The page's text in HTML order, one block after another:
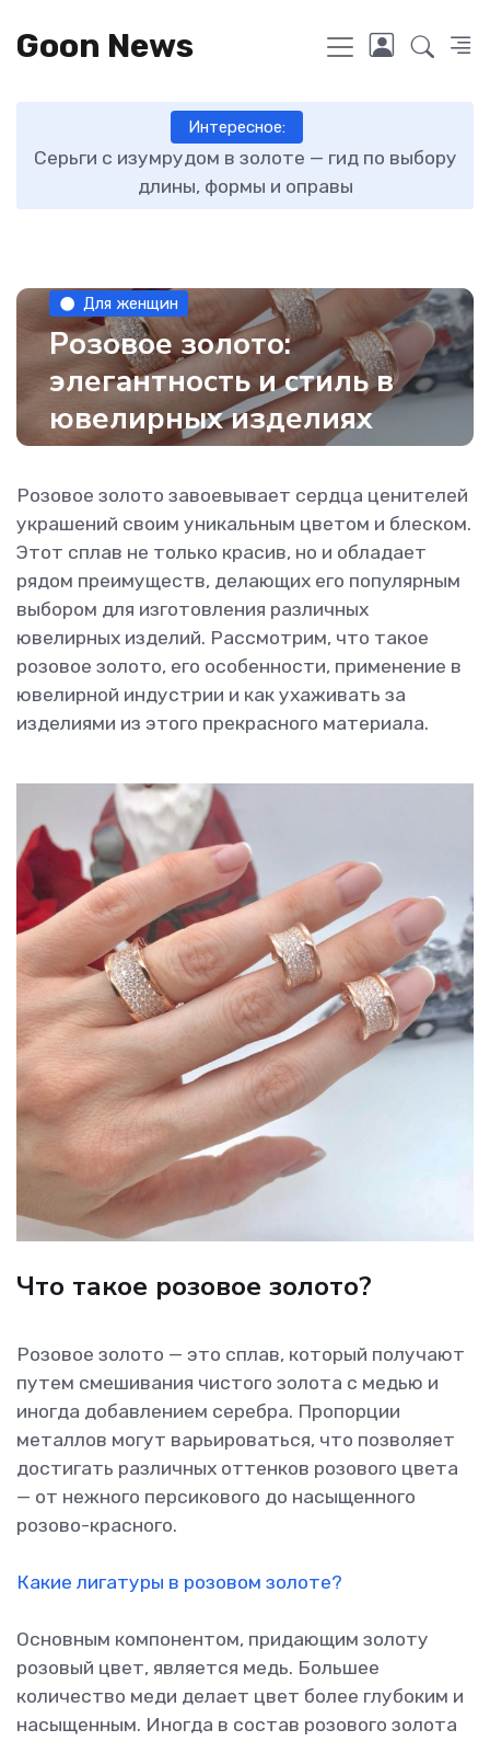
Goon News
Интересное:
Серьги с изумрудом в золоте — гид по выбору
длины, формы и оправы
Для женщин
Розовое золото:
элегантность и стиль в
ювелирных изделиях
Розовое золото завоевывает сердца ценителей
украшений своим уникальным цветом и блеском.
Этот сплав не только красив, но и обладает
рядом преимуществ, делающих его популярным
выбором для изготовления различных
ювелирных изделий. Рассмотрим, что такое
розовое золото, его особенности, применение в
ювелирной индустрии и как ухаживать за
изделиями из этого прекрасного материала.
Что такое розовое золото?
Розовое золото — это сплав, который получают
путем смешивания чистого золота с медью и
иногда добавлением серебра. Пропорции
металлов могут варьироваться, что позволяет
достигать различных оттенков розового цвета
— от нежного персикового до насыщенного
розово-красного.
Какие лигатуры в розовом золоте?
Основным компонентом, придающим золоту
розовый цвет, является медь. Большее
количество меди делает цвет более глубоким и
насыщенным. Иногда в состав розового золота